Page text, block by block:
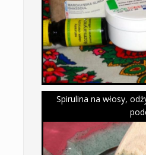
Spirulina na włosy,